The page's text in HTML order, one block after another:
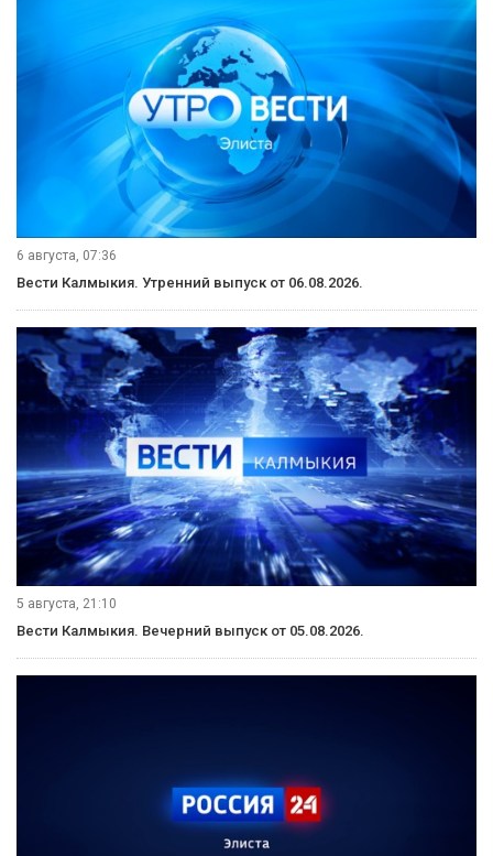
6 августа, 07:36
Вести Калмыкия. Утренний выпуск от 06.08.2026.
5 августа, 21:10
Вести Калмыкия. Вечерний выпуск от 05.08.2026.